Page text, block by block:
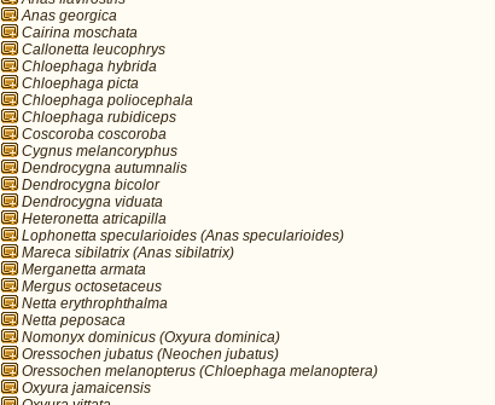
Anas georgica
Cairina moschata
Callonetta leucophrys
Chloephaga hybrida
Chloephaga picta
Chloephaga poliocephala
Chloephaga rubidiceps
Coscoroba coscoroba
Cygnus melancoryphus
Dendrocygna autumnalis
Dendrocygna bicolor
Dendrocygna viduata
Heteronetta atricapilla
Lophonetta specularioides (Anas specularioides)
Mareca sibilatrix (Anas sibilatrix)
Merganetta armata
Mergus octosetaceus
Netta erythrophthalma
Netta peposaca
Nomonyx dominicus (Oxyura dominica)
Oressochen jubatus (Neochen jubatus)
Oressochen melanopterus (Chloephaga melanoptera)
Oxyura jamaicensis